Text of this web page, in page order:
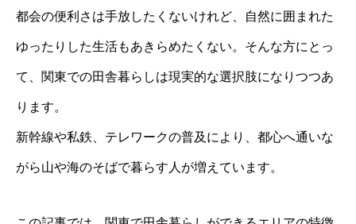
都会の便利さは手放したくないけれど、自然に囲まれた
ゆったりした生活もあきらめたくない。そんな方にとっ
て、関東での田舎暮らしは現実的な選択肢になりつつあ
ります。
新幹線や私鉄、テレワークの普及により、都心へ通いな
がら山や海のそばで暮らす人が増えています。